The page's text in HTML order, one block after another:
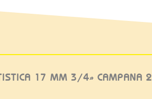
17 MM 3/4» CAMPANA 2